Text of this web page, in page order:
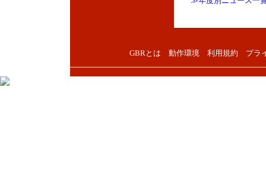
GBRとは 動作環境 利用規約 プラ